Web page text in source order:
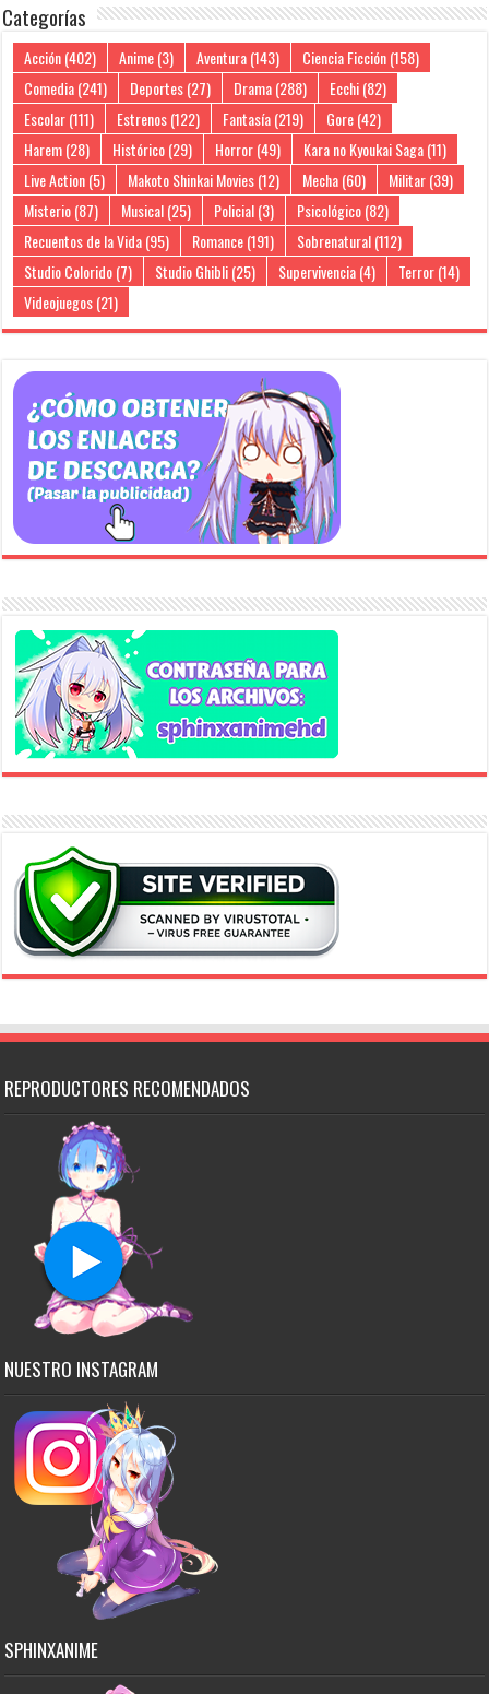
Categorías
Acción(402) Anime(3) Aventura(143) Ciencia Ficción(158)
Comedia(241) Deportes(27) Drama(288) Ecchi(82)
Escolar(111) Estrenos(122) Fantasía(219) Gore(42)
Harem(28) Histórico(29) Horror(49) Kara no Kyoukai Saga(11)
Live Action(5) Makoto Shinkai Movies(12) Mecha(60) Militar(39)
Misterio(87) Musical(25) Policial(3) Psicológico(82)
Recuentos de la Vida(95) Romance(191) Sobrenatural(112)
Studio Colorido(7) Studio Ghibli(25) Supervivencia(4) Terror(14)
Videojuegos(21)
REPRODUCTORES RECOMENDADOS
NUESTRO INSTAGRAM
SPHINXANIME